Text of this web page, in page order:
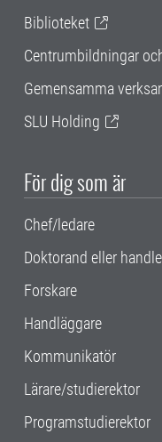
Biblioteket
Centrumbildningar
Gemensamma
SLU Holding
För dig som är
Chef/ledare
Doktorand eller
Forskare
Handläggare
Kommunikatör
Lärare/studierektor
Programstudierektor